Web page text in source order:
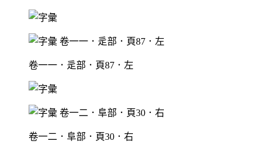
卷一一．辵部．頁87．左
卷一二．阜部．頁30．右